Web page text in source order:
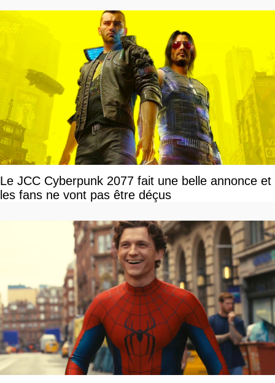
Le JCC Cyberpunk 2077 fait une belle annonce et
les fans ne vont pas être déçus